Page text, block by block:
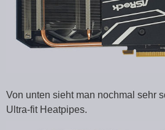
Von unten sieht man nochmal sehr
Ultra-fit Heatpipes.